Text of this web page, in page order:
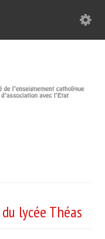
lycée Théas